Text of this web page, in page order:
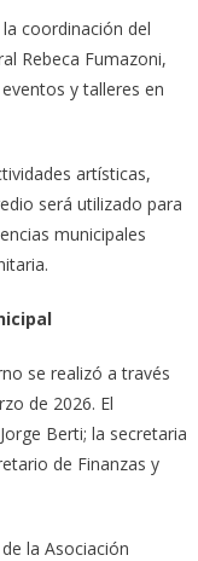
coordinación del
Rebeca Fumazoni,
y talleres en
artísticas,
será utilizado para
municipales
se realizó a través
de 2026. El
Berti; la secretaria
de Finanzas y
la Asociación